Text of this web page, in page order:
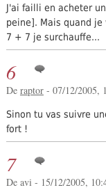
J'ai failli en acheter
peine]. Mais quand
7 + 7 je surchauffe...
6
De raptor- 07/12/2005,
Sinon tu vas suivre
fort !
7
De avi - 15/12/2005,